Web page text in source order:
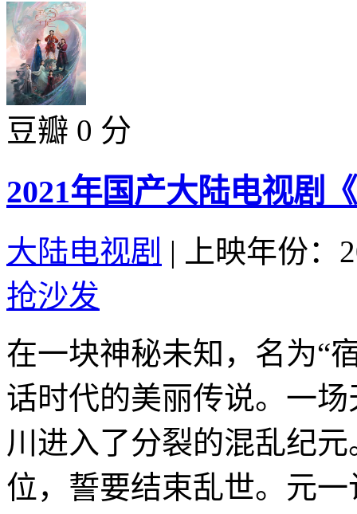
豆瓣 0 分
2021年国产大陆电视剧
大陆电视剧 |
上映年份：
抢沙发
在一块神秘未知，名为“
话时代的美丽传说。一
川进入了分裂的混乱纪
位，誓要结束乱世。元